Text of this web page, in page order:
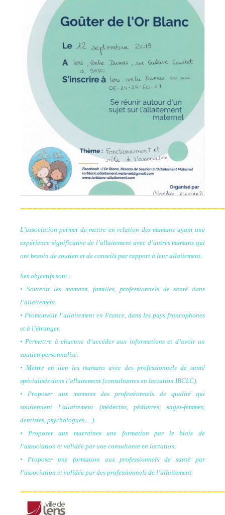
L’association permet de mettre en relation des mamans ayant une
expérience significative de l’allaitement avec d’autres mamans qui
ont besoin de soutien et de conseils par rapport à leur allaitement.
Ses objectifs sont :
• Soutenir les mamans, familles, professionnels de santé dans
l’allaitement.
• Promouvoir l’allaitement en France, dans les pays francophones
et à l’étranger.
• Permettre à chacune d’accéder aux informations et d’avoir un
soutien personnalisé.
• Mettre en lien les mamans avec des professionnels de santé
spécialisés dans l’allaitement (consultantes en lactation IBCLC).
• Proposer aux mamans des professionnels de qualité qui
soutiennent l’allaitement (médecins, pédiatres, sages-femmes,
dentistes, psychologues,…).
• Proposer aux marraines une formation par le biais de
l’association et validée par une consultante en lactation.
• Proposer une formation aux professionnels de santé par
l’association et validée par des professionnels de l’allaitement.